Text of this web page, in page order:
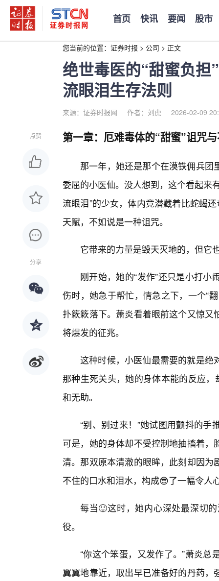
首页 快讯 要闻 股市
您当前的位置： 证券时报 > 公司 > 正文
绝世毒医的“甜蜜负
流眼泪生存法则
来源：证券时报网 作者：刘虎 2026-02-09
点赞
分享
第一章：厄难毒体的“甜蜜”诅咒
那一年，她还是那个在漠铁佣兵
委屈的小医仙。没人想到，这个看起来
流眼泪”的少女，体内竟潜藏着比蛇蝎
天赋，不如说是一种诅咒。
它带来的力量是毁天灭地的，但它
刚开始，她的“发作”还只是小打
伤时，她急于帮忙，情急之下，一个“
扑簌簌落下。萧炎看着眼前这个又惊
将爆发的征兆。
这种时候，小医仙最需要的就是绝
那种生死关头，她的身体本能的反应
和无助。
“别、别过来！”她试图用颤抖的
可是，她的身体却不受控制地抽搐着
清。那双原本清澈的眼眸，此刻却因
不住的口水和泪水，构成😎了一幅令人
每当🙂这时，她内心深处最深切
役。
“你这个笨蛋，又发作了。”萧炎
翼翼地靠近，取出早已准备好的丹药